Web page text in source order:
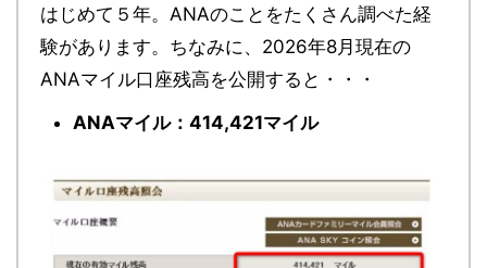
はじめて５年。ANAのことをたくさん調べた経
験があります。ちなみに、2026年8月現在の
ANAマイル口座残高を公開すると・・・
ANAマイル：414,421マイル